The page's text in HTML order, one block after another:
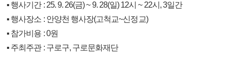
▪ 행사기간 : 25. 9. 26(금) ~ 9. 28(일) 12시 ~ 22시, 3일간
▪ 행사장소 : 안양천 행사장(고척교~신정교)
▪ 참가비용 : 0원
▪ 주최주관 : 구로구, 구로문화재단